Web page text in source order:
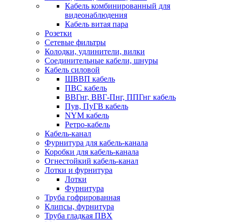
Кабель комбинированный для
видеонаблюдения
Кабель витая пара
Розетки
Сетевые фильтры
Колодки, удлинители, вилки
Соединительные кабели, шнуры
Кабель силовой
ШВВП кабель
ПВС кабель
ВВГнг, ВВГ-Пнг, ППГнг кабель
Пув, ПуГВ кабель
NYM кабель
Ретро-кабель
Кабель-канал
Фурнитура для кабель-канала
Коробки для кабель-канала
Огнестойкий кабель-канал
Лотки и фурнитура
Лотки
Фурнитура
Труба гофрированная
Клипсы, фурнитура
Труба гладкая ПВХ